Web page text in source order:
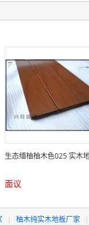
生态缅柚柚木色025 实木
面议
| 柚木纯实木地板厂家 |